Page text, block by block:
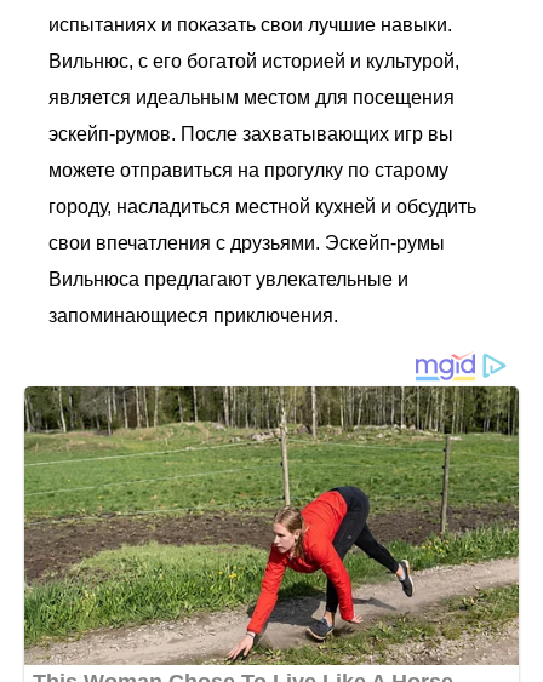
испытаниях и показать свои лучшие навыки.
Вильнюс, с его богатой историей и культурой,
является идеальным местом для посещения
эскейп-румов. После захватывающих игр вы
можете отправиться на прогулку по старому
городу, насладиться местной кухней и обсудить
свои впечатления с друзьями. Эскейп-румы
Вильнюса предлагают увлекательные и
запоминающиеся приключения.